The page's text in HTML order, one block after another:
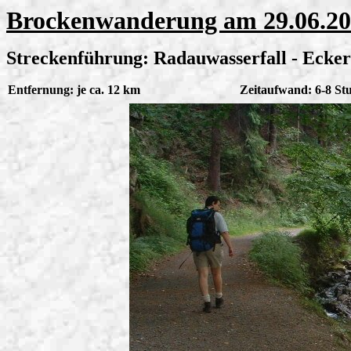
Brockenwanderung am
Streckenführung: Radauwasserfall -
Entfernung: je ca. 12 km Zeitaufwand: 6-8